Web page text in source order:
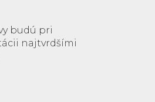
budú pri
najtvrdšími